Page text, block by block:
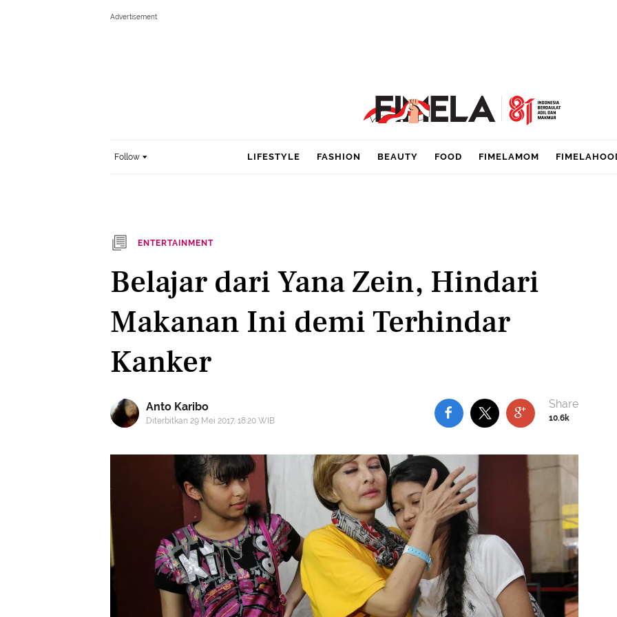
Follow LIFESTYLE FASHION BEAUTY FOOD FIMELAMOM
ENTERTAINMENT
Belajar dari Yana Zein, Hindari
Makanan Ini demi Terhindar
Kanker
Anto Karibo
Diterbitkan 29 Mei 2017, 18:20 WIB 10.6k